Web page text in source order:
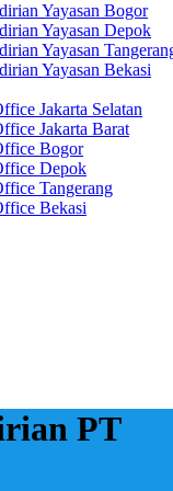
Yayasan Bogor
Yayasan Depok
Yayasan
Yayasan Bekasi
Jakarta Selatan
Jakarta Barat
Bogor
Depok
Tangerang
Bekasi
PT